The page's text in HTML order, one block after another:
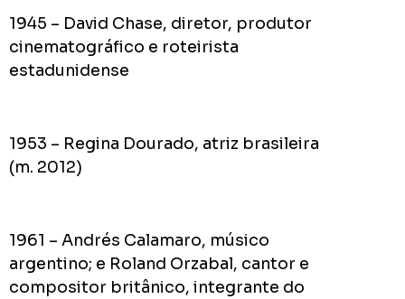
1945 – David Chase, diretor, produtor
cinematográfico e roteirista
estadunidense
1953 – Regina Dourado, atriz brasileira
(m. 2012)
1961 – Andrés Calamaro, músico
argentino; e Roland Orzabal, cantor e
compositor britânico, integrante do